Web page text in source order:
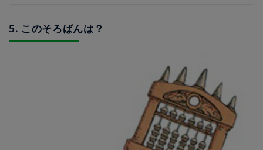
5. このそろばんは？